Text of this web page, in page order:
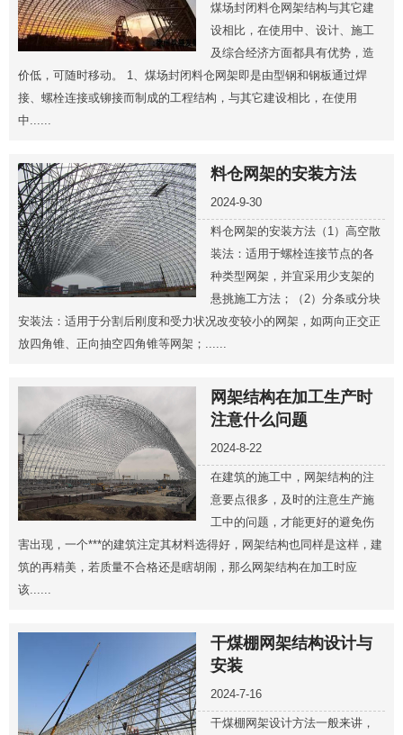
煤场封闭料仓网架结构与其它建
设相比，在使用中、设计、施工
及综合经济方面都具有优势，造
价低，可随时移动。 1、煤场封闭料仓网架即是由型钢和钢板通过焊
接、螺栓连接或铆接而制成的工程结构，与其它建设相比，在使用
中......
料仓网架的安装方法
2024-9-30
料仓网架的安装方法（1）高空散
装法：适用于螺栓连接节点的各
种类型网架，并宜采用少支架的
悬挑施工方法；（2）分条或分块
安装法：适用于分割后刚度和受力状况改变较小的网架，如两向正交正
放四角锥、正向抽空四角锥等网架；......
网架结构在加工生产时
注意什么问题
2024-8-22
在建筑的施工中，网架结构的注
意要点很多，及时的注意生产施
工中的问题，才能更好的避免伤
害出现，一个***的建筑注定其材料选得好，网架结构也同样是这样，建
筑的再精美，若质量不合格还是瞎胡闹，那么网架结构在加工时应
该......
干煤棚网架结构设计与
安装
2024-7-16
干煤棚网架设计方法一般来讲，